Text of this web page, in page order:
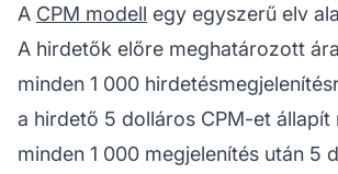
A CPM modell egy egyszerű elv
A hirdetők előre meghatározott
minden 1 000
a hirdető 5 dolláros CPM-et állapít
minden 1 000 megjelenítés után 5